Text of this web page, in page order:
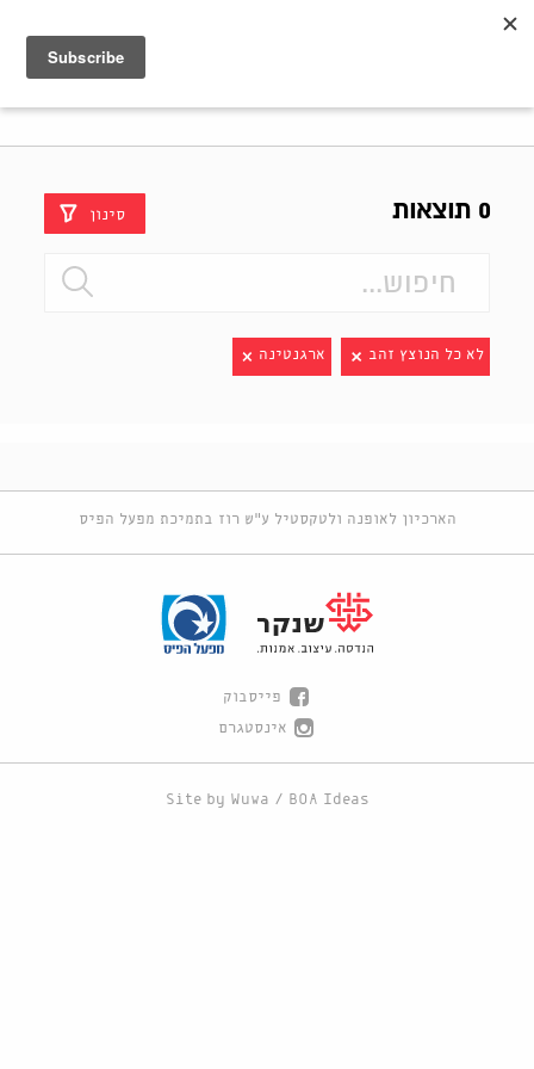
0 תוצאות סינון
לא כל הנוצץ זהב ארגנטינה
הארכיון לאופנה ולטקסטיל ע"ש רוז בתמיכת מפעל הפיס
פייסבוק
אינסטגרם
Site by Wuwa / BOA Ideas